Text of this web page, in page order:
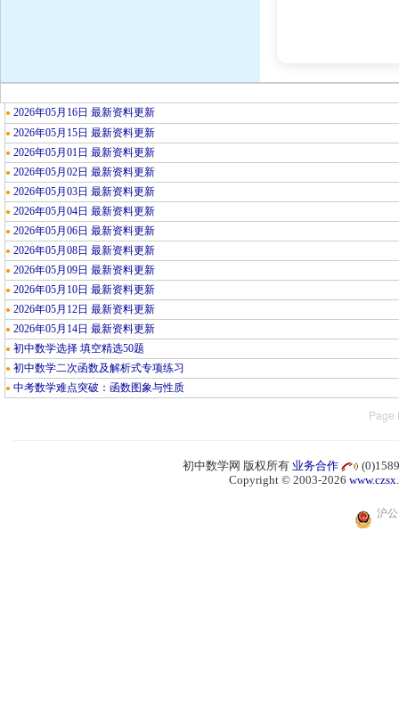
● 2026年05月16日 最新资料更新
● 2026年05月15日 最新资料更新
● 2026年05月01日 最新资料更新
● 2026年05月02日 最新资料更新
● 2026年05月03日 最新资料更新
● 2026年05月04日 最新资料更新
● 2026年05月06日 最新资料更新
● 2026年05月08日 最新资料更新
● 2026年05月09日 最新资料更新
● 2026年05月10日 最新资料更新
● 2026年05月12日 最新资料更新
● 2026年05月14日 最新资料更新
● 初中数学选择 填空精选50题
● 初中数学二次函数及解析式专项练习
● 中考数学难点突破：函数图象与性质
Page
初中数学网 版权所有 业务合作
Copyright © 2003-2026
沪公